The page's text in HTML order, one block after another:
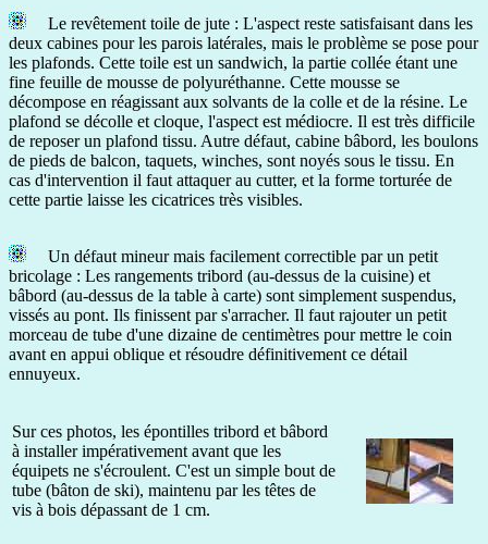
Le revêtement toile de jute : L'aspect reste satisfaisant dans les
deux cabines pour les parois latérales, mais le problème se pose pour
les plafonds. Cette toile est un sandwich, la partie collée étant une
fine feuille de mousse de polyuréthanne. Cette mousse se
décompose en réagissant aux solvants de la colle et de la résine. Le
plafond se décolle et cloque, l'aspect est médiocre. Il est très difficile
de reposer un plafond tissu. Autre défaut, cabine bâbord, les boulons
de pieds de balcon, taquets, winches, sont noyés sous le tissu. En
cas d'intervention il faut attaquer au cutter, et la forme torturée de
cette partie laisse les cicatrices très visibles.
Un défaut mineur mais facilement correctible par un petit
bricolage : Les rangements tribord (au-dessus de la cuisine) et
bâbord (au-dessus de la table à carte) sont simplement suspendus,
vissés au pont. Ils finissent par s'arracher. Il faut rajouter un petit
morceau de tube d'une dizaine de centimètres pour mettre le coin
avant en appui oblique et résoudre définitivement ce détail
ennuyeux.
Sur ces photos, les épontilles tribord et bâbord
à installer impérativement avant que les
équipets ne s'écroulent. C'est un simple bout de
tube (bâton de ski), maintenu par les têtes de
vis à bois dépassant de 1 cm.